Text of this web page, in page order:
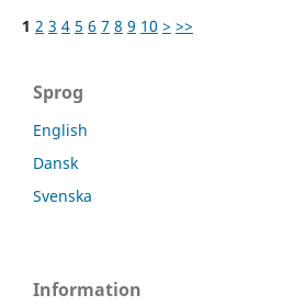
1 2 3 4 5 6 7 8 9 10 > >>
Sprog
English
Dansk
Svenska
Information